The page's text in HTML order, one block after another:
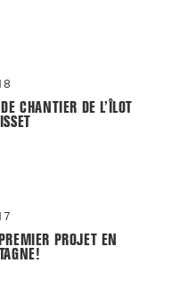
CHANTIER DE L’ÎLOT
PROJET EN